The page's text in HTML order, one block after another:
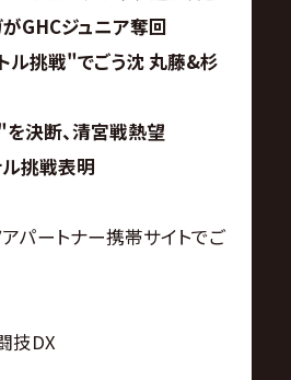
GHCジュニア奪回
挑戦"でごう沈 丸藤&杉
決断、清宮戦熱望
挑戦表明
パートナー携帯サイトでご
技DX